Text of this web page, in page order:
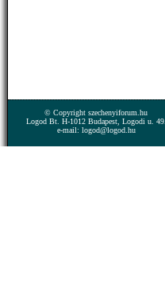
© Copyright szechenyiforum.hu
Logod Bt. H-1012 Budapest, Logodi u. 49.
e-mail: logod@logod.hu